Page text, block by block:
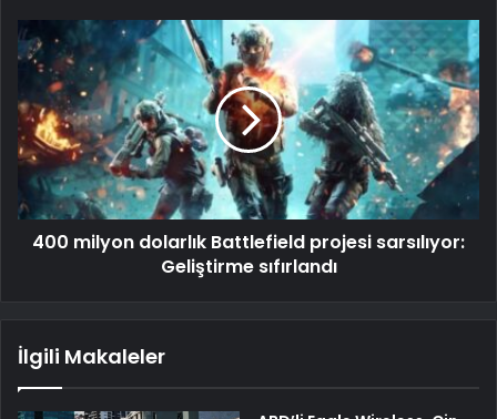
400 milyon dolarlık Battlefield projesi sarsılıyor:
Geliştirme sıfırlandı
İlgili Makaleler